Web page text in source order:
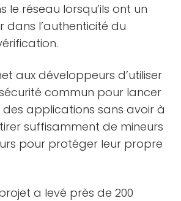
le réseau lorsqu’ils ont un
dans l’authenticité du
aux développeurs d’utiliser
commun pour lancer
applications sans avoir à
suffisamment de mineurs
pour protéger leur propre
a levé près de 200